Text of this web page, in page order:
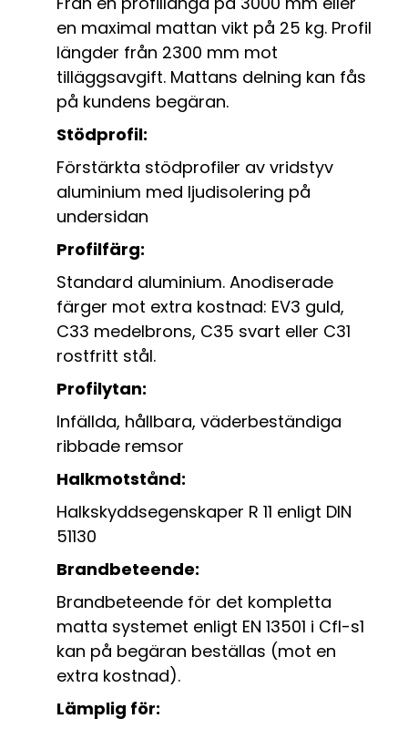
en maximal mattan vikt på 25 kg. Profil
längder från 2300 mm mot
tilläggsavgift. Mattans delning kan fås
på kundens begäran.
Stödprofil:
Förstärkta stödprofiler av vridstyv
aluminium med ljudisolering på
undersidan
Profilfärg:
Standard aluminium. Anodiserade
färger mot extra kostnad: EV3 guld,
C33 medelbrons, C35 svart eller C31
rostfritt stål.
Profilytan:
Infällda, hållbara, väderbeständiga
ribbade remsor
Halkmotstånd:
Halkskyddsegenskaper R 11 enligt DIN
51130
Brandbeteende:
Brandbeteende för det kompletta
matta systemet enligt EN 13501 i Cfl-s1
kan på begäran beställas (mot en
extra kostnad).
Lämplig för: